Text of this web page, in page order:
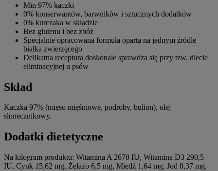
Min 97% kaczki
0% konserwantów, barwników i sztucznych dodatków
0% kurczaka w składzie
Bez glutenu i bez zbóż
Specjalnie opracowana formuła oparta na jednym źródle
białka zwierzęcego
Delikatna receptura doskonale sprawdza się przy tzw. diecie
eliminacyjnej u psów
Skład
Kaczka 97% (mięso mięśniowe, podroby, bulion), olej
słonecznikowy.
Dodatki dietetyczne
Na kilogram produktu: Witamina A 2670 IU, Witamina D3 290,5
IU, Cynk 15,62 mg, Żelazo 6,5 mg, Miedź 1,64 mg, Jod 0,37 mg,